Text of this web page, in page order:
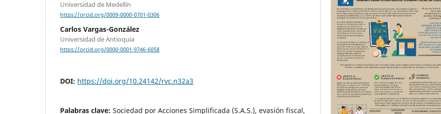
Universidad de Medellín
https://orcid.org/0009-0000-0701-0306
Carlos Vargas-González
Universidad de Antioquia
https://orcid.org/0000-0001-9746-6058
DOI: https://doi.org/10.24142/rvc.n32a3
Palabras clave: Sociedad por Acciones Simplificada (S.A.S.), evasión fiscal,